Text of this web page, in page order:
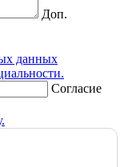
Доп.
данных
Согласие